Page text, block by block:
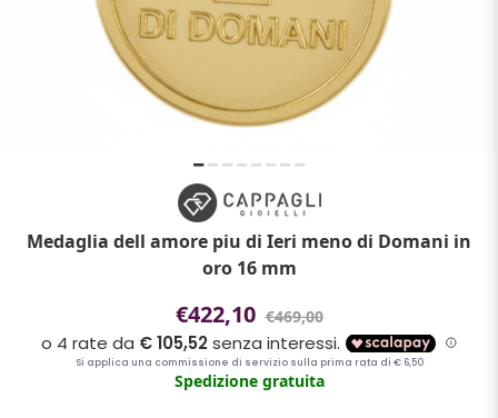
Medaglia dell amore piu di Ieri meno di Domani in
oro 16 mm
€422,10 €469,00
Spedizione gratuita